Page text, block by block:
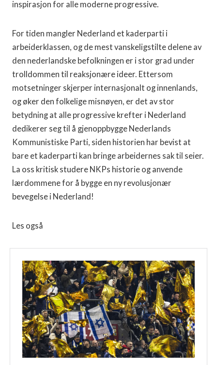
inspirasjon for alle moderne progressive.
For tiden mangler Nederland et kaderparti i
arbeiderklassen, og de mest vanskeligstilte delene av
den nederlandske befolkningen er i stor grad under
trolldommen til reaksjonære ideer. Ettersom
motsetninger skjerper internasjonalt og innenlands,
og øker den folkelige misnøyen, er det av stor
betydning at alle progressive krefter i Nederland
dedikerer seg til å gjenoppbygge Nederlands
Kommunistiske Parti, siden historien har bevist at
bare et kaderparti kan bringe arbeidernes sak til seier.
La oss kritisk studere NKPs historie og anvende
lærdommene for å bygge en ny revolusjonær
bevegelse i Nederland!
Les også